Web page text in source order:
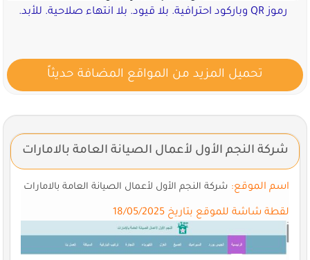
رموز QR وباركود احترافية. بلا قيود. بلا انتهاء صلاحية. للأبد.
تحميل المزيد من المواقع المضافة حديثاً
شركة النجم الأول لأعمال الصيانة العامة بالامارات
اسم الموقع:شركة النجم الأول لأعمال الصيانة العامة بالامارات
لقطة شاشة للموقع بتاريخ 18/05/2025